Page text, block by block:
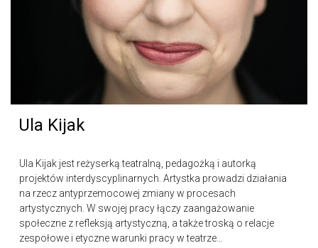
Ula Kijak
Ula Kijak jest reżyserką teatralną, pedagożką i autorką
projektów interdyscyplinarnych. Artystka prowadzi działania
na rzecz antyprzemocowej zmiany w procesach
artystycznych. W swojej pracy łączy zaangażowanie
społeczne z refleksją artystyczną, a także troską o relacje
zespołowe i etyczne warunki pracy w teatrze...